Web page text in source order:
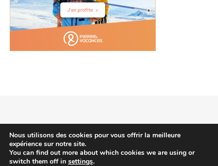
2026 voyagehotels.info © | Thème Bard par WP Royal
Nous utilisons des cookies pour vous offrir la meilleure
expérience sur notre site.
You can find out more about which cookies we are using or
switch them off in settings.